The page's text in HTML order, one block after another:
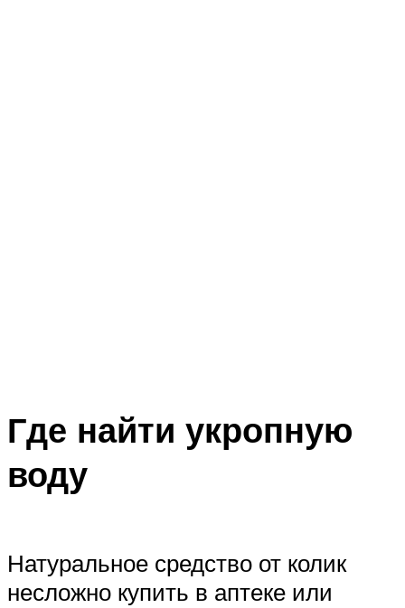
Где найти укропную
воду
Натуральное средство от колик
несложно купить в аптеке или